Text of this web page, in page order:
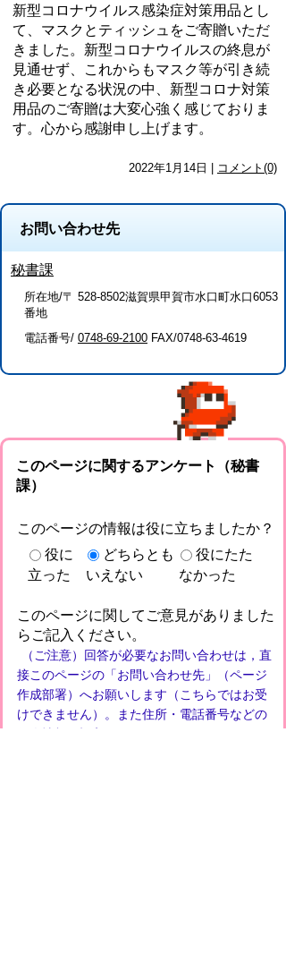
新型コロナウイルス感染症対策用品とし
て、マスクとティッシュをご寄贈いただ
きました。新型コロナウイルスの終息が
見通せず、これからもマスク等が引き続
き必要となる状況の中、新型コロナ対策
用品のご寄贈は大変心強く感じておりま
す。心から感謝申し上げます。
2022年1月14日 | コメント(0)
お問い合わせ先
秘書課
所在地/〒 528-8502滋賀県甲賀市水口町水口6053
番地
電話番号/ 0748-69-2100 FAX/0748-63-4619
このページに関するアンケート（秘書
課）
このページの情報は役に立ちましたか？
役に
立った
どちらとも
いえない
役にたた
なかった
このページに関してご意見がありました
らご記入ください。
（ご注意）回答が必要なお問い合わせは，直
接このページの「お問い合わせ先」（ページ
作成部署）へお願いします（こちらではお受
けできません）。また住所・電話番号などの